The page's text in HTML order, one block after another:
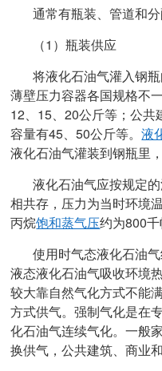
通常有瓶装、管道和
（1）瓶装供应
将液化石油气灌入钢
薄壁压力容器各国规格不
12、15、20公斤等；公
容量有45、50公斤等。液
液化石油气灌装到钢瓶里
液化石油气应按规定
相共存，压力为当时环境
丙烷饱和蒸气压约为800千
使用时气态液化石油
液态液化石油气吸收环境
较大靠自然气化方式不能
方式供气。强制气化是在
化石油气连续气化。一般
换供气，公共建筑、商业